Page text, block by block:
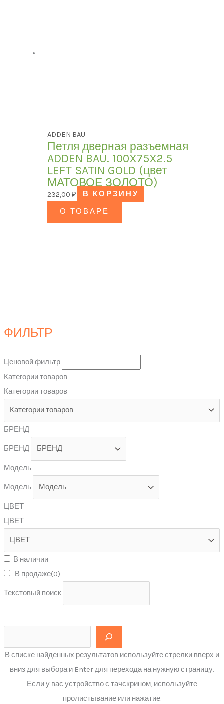
ФИЛЬТР
Ценовой фильтр
Категории товаров
Категории товаров
БРЕНД
БРЕНД
Модель
Модель
ЦВЕТ
ЦВЕТ
В наличии
В продаже(0)
Текстовый поиск
В списке найденных результатов используйте стрелки вверх и
вниз для выбора и Enter для перехода на нужную страницу.
Если у вас устройство с тачскрином, используйте
пролистывание или нажатие.
ADDEN BAU
Петля дверная разъемная
ADDEN BAU. 100X75X2.5
LEFT SATIN GOLD (цвет
МАТОВОЕ ЗОЛОТО)
232,00₽
В КОРЗИНУ
О ТОВАРЕ